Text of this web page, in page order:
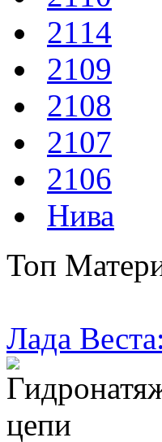
2114
2109
2108
2107
2106
Нива
Топ
Лада